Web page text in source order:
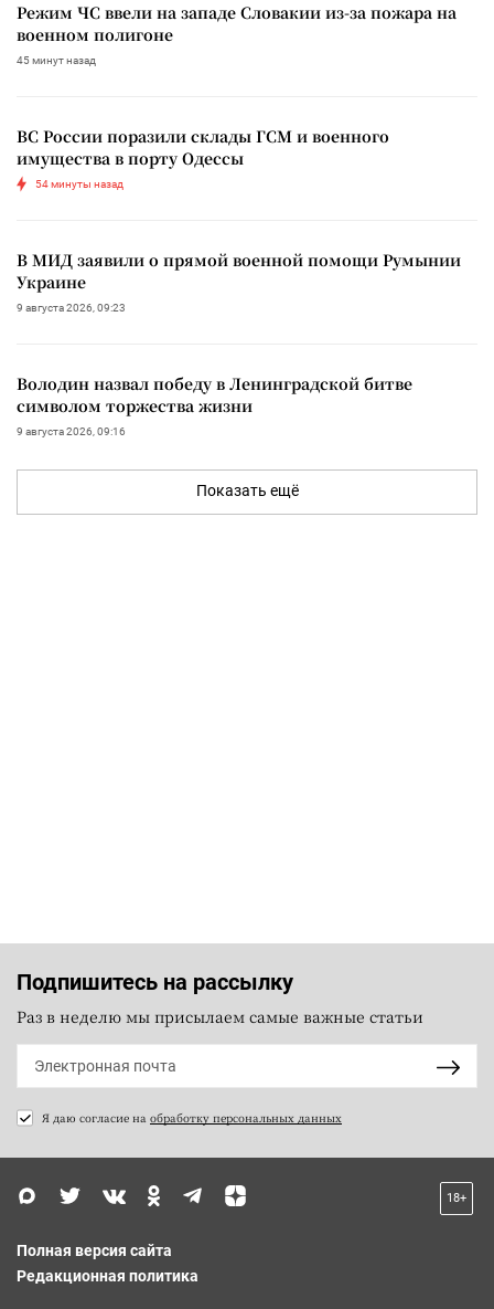
Режим ЧС ввели на западе Словакии из-за пожара на
военном полигоне
45 минут назад
ВС России поразили склады ГСМ и военного
имущества в порту Одессы
54 минуты назад
В МИД заявили о прямой военной помощи Румынии
Украине
9 августа 2026, 09:23
Володин назвал победу в Ленинградской битве
символом торжества жизни
9 августа 2026, 09:16
Показать ещё
Подпишитесь на рассылку
Раз в неделю мы присылаем самые важные статьи
Я даю согласие на обработку персональных данных
18+
Полная версия сайта
Редакционная политика